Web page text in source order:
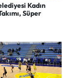
Kadın
Süper